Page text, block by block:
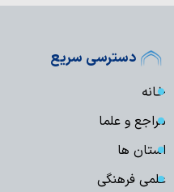
دسترسی سریع
خانه
مراجع و علما
استان ها
علمی فرهنگی